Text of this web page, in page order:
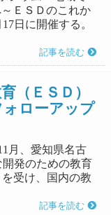
ＥＳＤのこれか
日に開催する。
記事を読む
（ＥＳＤ）
ローアップ
月、愛知県名古
発のための教育
を受け、国内の教
記事を読む